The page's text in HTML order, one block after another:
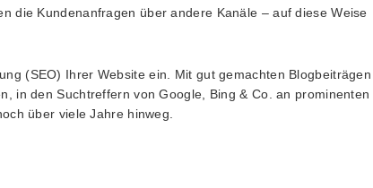
die Kundenanfragen über andere Kanäle – auf diese Weise
(SEO) Ihrer Website ein. Mit gut gemachten Blogbeiträgen
in den Suchtreffern von Google, Bing & Co. an prominenten
über viele Jahre hinweg.